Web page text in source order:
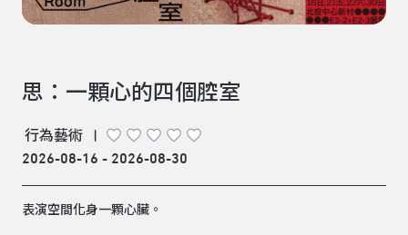
思：一顆心的四個腔室
行為藝術
|
2026-08-16 - 2026-08-30
表演空間化身一顆心臟。